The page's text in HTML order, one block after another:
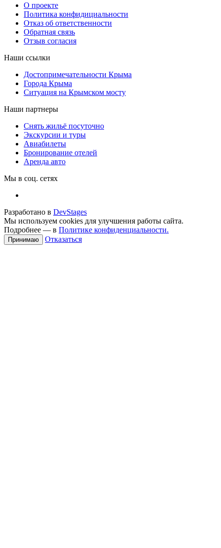
О проекте
Политика конфидициальности
Отказ об ответственности
Обратная связь
Отзыв согласия
Наши ссылки
Достопримечательности Крыма
Города Крыма
Ситуация на Крымском мосту
Наши партнеры
Снять жильё посуточно
Экскурсии и туры
Авиабилеты
Бронирование отелей
Аренда авто
Мы в соц. сетях
Разработано в DevStages
Мы используем cookies для улучшения работы сайта.
Подробнее — в Политике конфиденциальности.
Принимаю Отказаться